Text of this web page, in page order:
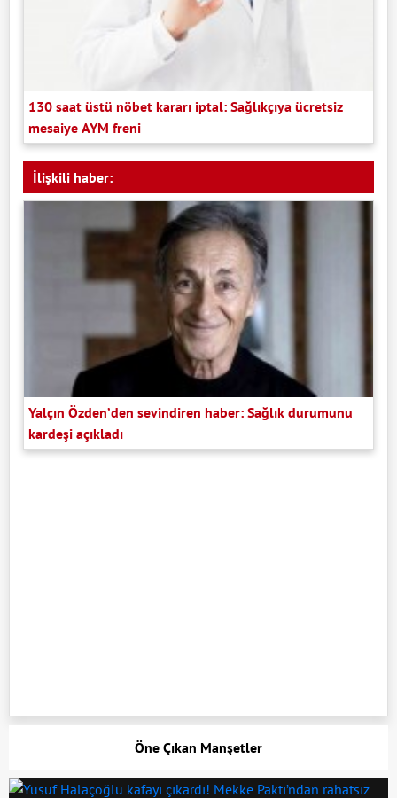
130 saat üstü nöbet kararı iptal: Sağlıkçıya ücretsiz
mesaiye AYM freni
İlişkili haber:
Yalçın Özden’den sevindiren haber: Sağlık durumunu
kardeşi açıkladı
Öne Çıkan Manşetler